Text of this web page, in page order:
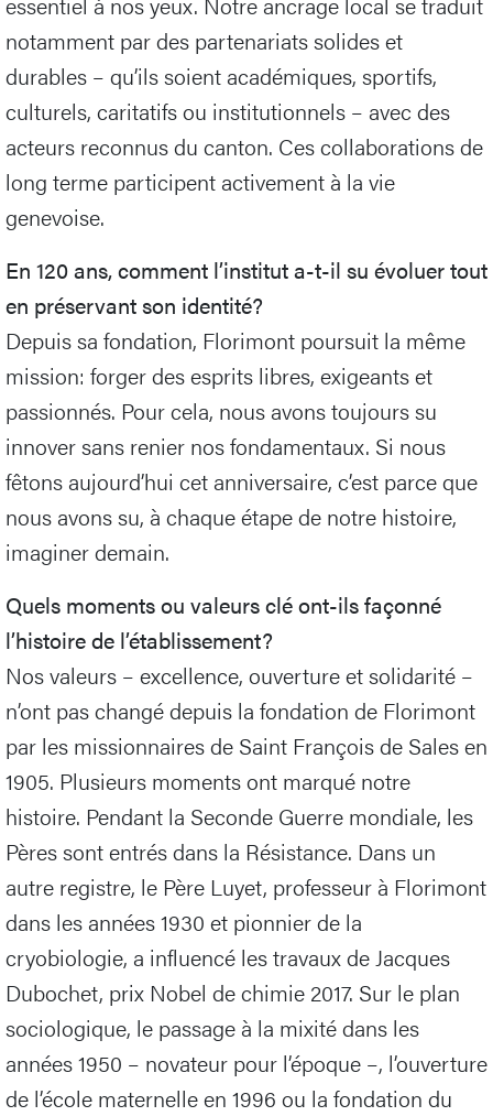
notamment par des partenariats solides et
durables – qu’ils soient académiques, sportifs,
culturels, caritatifs ou institutionnels – avec des
acteurs reconnus du canton. Ces collaborations de
long terme participent activement à la vie
genevoise.
En 120 ans, comment l’institut a-t-il su évoluer tout
en préservant son identité?
Depuis sa fondation, Florimont poursuit la même
mission: forger des esprits libres, exigeants et
passionnés. Pour cela, nous avons toujours su
innover sans renier nos fondamentaux. Si nous
fêtons aujourd’hui cet anniversaire, c’est parce que
nous avons su, à chaque étape de notre histoire,
imaginer demain.
Quels moments ou valeurs clé ont-ils façonné
l’histoire de l’établissement?
Nos valeurs – excellence, ouverture et solidarité –
n’ont pas changé depuis la fondation de Florimont
par les missionnaires de Saint François de Sales en
1905. Plusieurs moments ont marqué notre
histoire. Pendant la Seconde Guerre mondiale, les
Pères sont entrés dans la Résistance. Dans un
autre registre, le Père Luyet, professeur à Florimont
dans les années 1930 et pionnier de la
cryobiologie, a influencé les travaux de Jacques
Dubochet, prix Nobel de chimie 2017. Sur le plan
sociologique, le passage à la mixité dans les
années 1950 – novateur pour l’époque –, l’ouverture
de l’école maternelle en 1996 ou la fondation du